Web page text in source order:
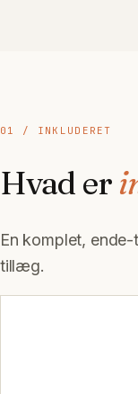
01 / INKLUDERET
Hvad er
En komplet,
tillæg.